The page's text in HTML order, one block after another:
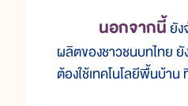
นอกจากนี้ยัง
ผลิตของชาวชนบทไทย
ต้องใช้เทคโนโลยีพื้นบ้าน